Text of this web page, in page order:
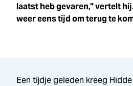
laatst heb gevaren,” vertelt
weer eens tijd om terug te
Een tijdje geleden kreeg